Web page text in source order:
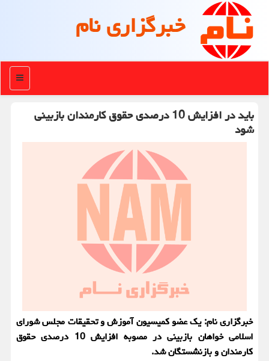
خبرگزاری نام
منو
باید در افزایش 10 درصدی حقوق کارمندان بازبینی
شود
خبرگزاری نام: یک عضو کمیسیون آموزش و تحقیقات مجلس شورای
اسلامی خواهان بازبینی در مصوبه افزایش 10 درصدی حقوق
کارمندان و بازنشستگان شد.